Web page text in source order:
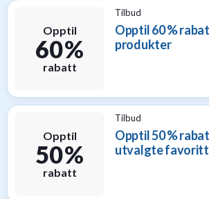
Opptil
60 %
rabatt
Tilbud
Opptil 60 %
produkter
Opptil
50 %
rabatt
Tilbud
Opptil 50 %
utvalgte
til
Gavetips
foreldre
6